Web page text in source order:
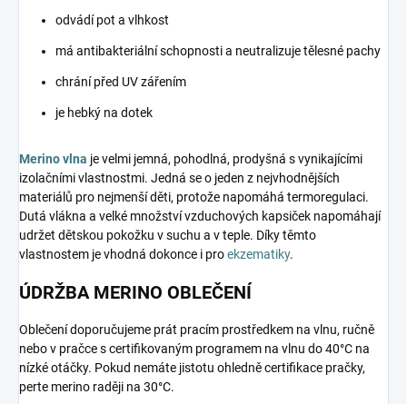
odvádí pot a vlhkost
má antibakteriální schopnosti a neutralizuje tělesné pachy
chrání před UV zářením
je hebký na dotek
Merino vlna je velmi jemná, pohodlná, prodyšná s vynikajícími
izolačními vlastnostmi. Jedná se o jeden z nejvhodnějších
materiálů pro nejmenší děti, protože napomáhá termoregulaci.
Dutá vlákna a velké množství vzduchových kapsiček napomáhají
udržet dětskou pokožku v suchu a v teple. Díky těmto
vlastnostem je vhodná dokonce i proekzematiky.
ÚDRŽBA MERINO OBLEČENÍ
Oblečení doporučujeme prát pracím prostředkem na vlnu, ručně
nebo v pračce s certifikovaným programem na vlnu do 40°C na
nízké otáčky. Pokud nemáte jistotu ohledně certifikace pračky,
perte merino raději na 30°C.